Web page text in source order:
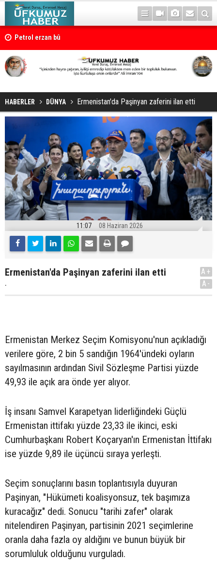
Petrol erzan bû
HABERLER DÜNYA Ermenistan'da Paşinyan zaferini ilan etti
11:07 08 Haziran 2026
Ermenistan'da Paşinyan zaferini ilan etti
.
A+
A-
Ermenistan Merkez Seçim Komisyonu'nun açıkladığı
verilere göre, 2 bin 5 sandığın 1964'ündeki oyların
sayılmasının ardından Sivil Sözleşme Partisi yüzde
49,93 ile açık ara önde yer alıyor.
İş insanı Samvel Karapetyan liderliğindeki Güçlü
Ermenistan ittifakı yüzde 23,33 ile ikinci, eski
Cumhurbaşkanı Robert Koçaryan'ın Ermenistan İttifakı
ise yüzde 9,89 ile üçüncü sıraya yerleşti.
Seçim sonuçlarını basın toplantısıyla duyuran
Paşinyan, "Hükümeti koalisyonsuz, tek başımıza
kuracağız" dedi. Sonucu "tarihi zafer" olarak
nitelendiren Paşinyan, partisinin 2021 seçimlerine
oranla daha fazla oy aldığını ve bunun büyük bir
sorumluluk olduğunu vurguladı.